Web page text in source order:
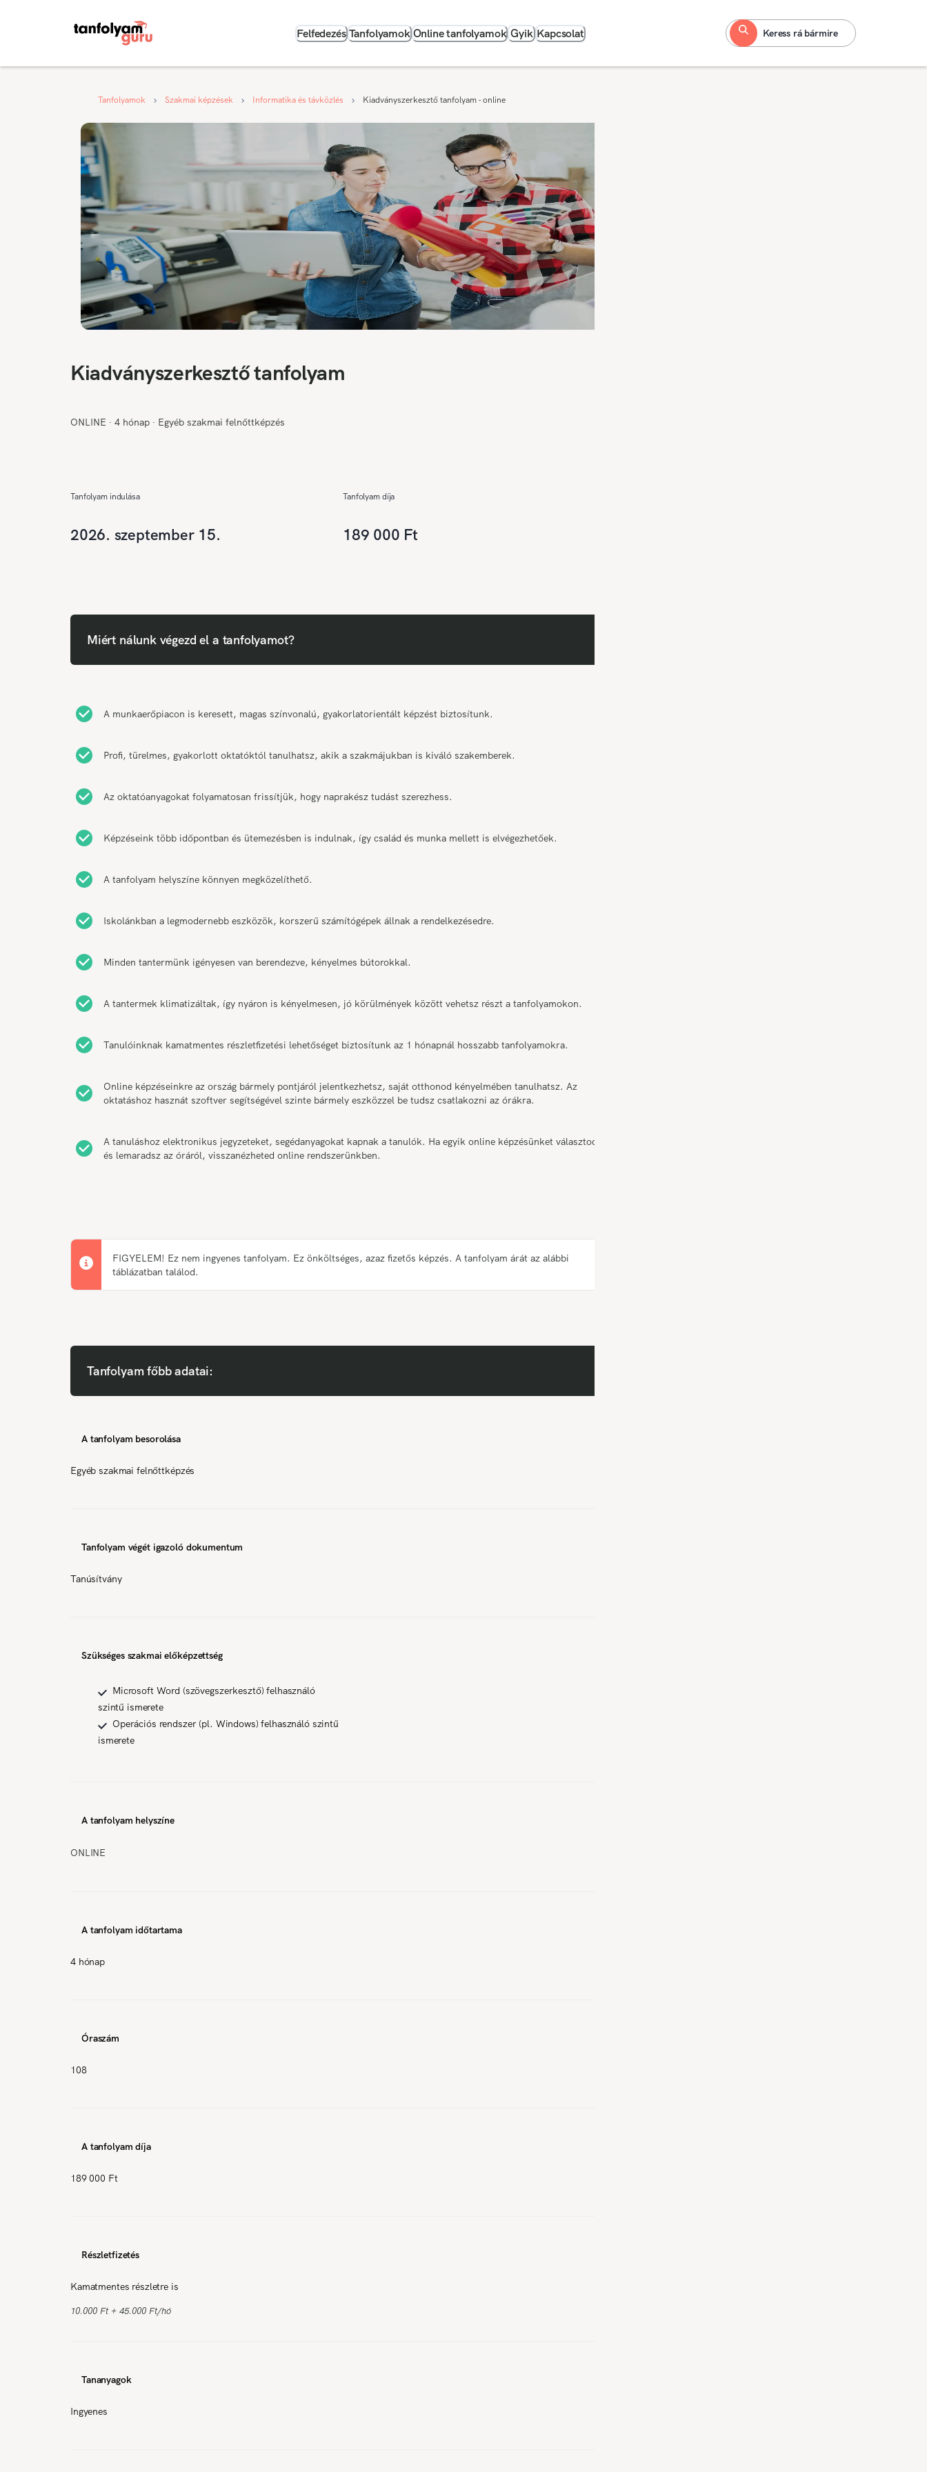
Felfedezés Tanfolyamok Online tanfolyamok Gyik Kapcsolat Keress rá bármire
Tanfolyamok Szakmai képzések Informatika és távközlés Kiadványszerkesztő tanfolyam - online
Kiadványszerkesztő tanfolyam
ONLINE ∙ 4 hónap ∙ Egyéb szakmai felnőttképzés
Tanfolyam indulása
2026. szeptember 15.
Tanfolyam díja
189 000 Ft
Miért nálunk végezd el a tanfolyamot?
A munkaerőpiacon is keresett, magas színvonalú, gyakorlatorientált képzést biztosítunk.
Profi, türelmes, gyakorlott oktatóktól tanulhatsz, akik a szakmájukban is kiváló szakemberek.
Az oktatóanyagokat folyamatosan frissítjük, hogy naprakész tudást szerezhess.
Képzéseink több időpontban és ütemezésben is indulnak, így család és munka mellett is elvégezhetőek.
A tanfolyam helyszíne könnyen megközelíthető.
Iskolánkban a legmodernebb eszközök, korszerű számítógépek állnak a rendelkezésedre.
Minden tantermünk igényesen van berendezve, kényelmes bútorokkal.
A tantermek klimatizáltak, így nyáron is kényelmesen, jó körülmények között vehetsz részt a tanfolyamokon.
Tanulóinknak kamatmentes részletfizetési lehetőséget biztosítunk az 1 hónapnál hosszabb tanfolyamokra.
Online képzéseinkre az ország bármely pontjáról jelentkezhetsz, saját otthonod kényelmében tanulhatsz. Az
oktatáshoz hasznát szoftver segítségével szinte bármely eszközzel be tudsz csatlakozni az órákra.
A tanuláshoz elektronikus jegyzeteket, segédanyagokat kapnak a tanulók. Ha egyik online képzésünket választod,
és lemaradsz az óráról, visszanézheted online rendszerünkben.
FIGYELEM! Ez nem ingyenes tanfolyam. Ez önköltséges, azaz fizetős képzés. A tanfolyam árát az alábbi
táblázatban találod.
Tanfolyam főbb adatai:
A tanfolyam besorolása
Egyéb szakmai felnőttképzés
Tanfolyam végét igazoló dokumentum
Tanúsítvány
Szükséges szakmai előképzettség
Microsoft Word (szövegszerkesztő) felhasználó
szintű ismerete
Operációs rendszer (pl. Windows) felhasználó szintű
ismerete
A tanfolyam helyszíne
ONLINE
A tanfolyam időtartama
4 hónap
Óraszám
108
A tanfolyam díja
189 000 Ft
Részletfizetés
Kamatmentes részletre is
10.000 Ft + 45.000 Ft/hó
Tananyagok
Ingyenes